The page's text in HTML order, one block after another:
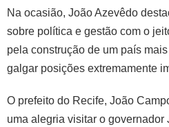
Na ocasião, João Azevêdo
sobre política e gestão com o
pela construção de um país
galgar posições extremamente
O prefeito do Recife, João
uma alegria visitar o